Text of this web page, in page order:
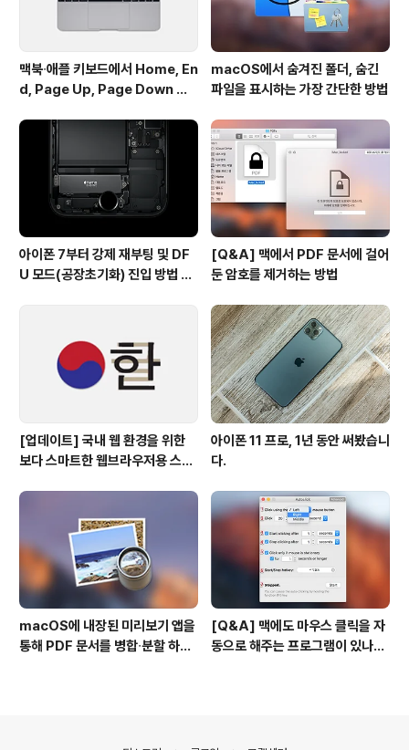
맥북∙애플 키보드에서 Home, En
d, Page Up, Page Down 키
macOS에서 숨겨진 폴더, 숨긴
파일을 표시하는 가장 간단한 방법
아이폰 7부터 강제 재부팅 및 DF
U 모드(공장초기화) 진입 방법 변
[Q&A] 맥에서 PDF 문서에 걸어
둔 암호를 제거하는 방법
[업데이트] 국내 웹 환경을 위한
보다 스마트한 웹브라우저용 스타
아이폰 11 프로, 1년 동안 써봤습니
다.
macOS에 내장된 미리보기 앱을
통해 PDF 문서를 병합∙분할 하는
[Q&A] 맥에도 마우스 클릭을 자
동으로 해주는 프로그램이 있나